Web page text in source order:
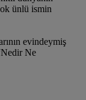
ünlü ismin
evindeymiş
Ne